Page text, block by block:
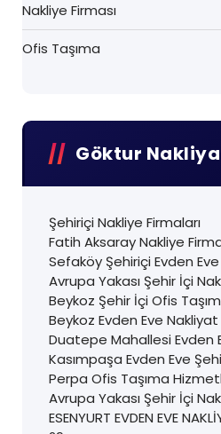
Nakliye Firması
Ofis Taşıma
Göktur
Şehiriçi Nakliye Firmaları
Fatih Aksaray Nakliye
Sefaköy Şehiriçi Evden
Avrupa Yakası Şehir İçi
Beykoz Şehir İçi Ofis
Beykoz Evden Eve Nakliyat
Duatepe Mahallesi Evden
Kasımpaşa Evden Eve
Perpa Ofis Taşıma
Avrupa Yakası Şehir İçi
ESENYURT EVDEN EVE